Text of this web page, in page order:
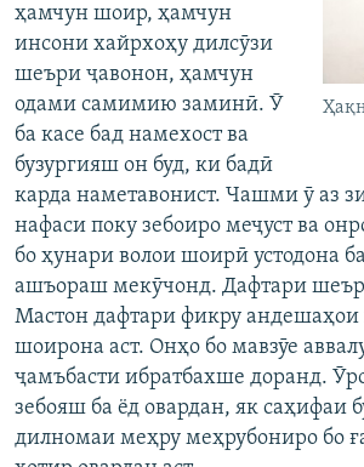
ҳамчун шоир, ҳамчун
инсони хайрхоҳу дилсӯзи
шеъри ҷавонон, ҳамчун
одами самимию заминӣ. Ӯ
ба касе бад намехост ва
бузургияш он буд, ки бадӣ
карда наметавонист. Чашми ӯ аз
нафаси поку зебоиро меҷуст ва
бо ҳунари волои шоирӣ устодона
ашъораш мекӯчонд. Дафтари
Мастон дафтари фикру андешаҳои
шоирона аст. Онҳо бо мавзӯе
ҷамъбасти ибратбахше доранд.
зебояш ба ёд овардан, як саҳифаи
дилномаи меҳру меҳрубониро бо